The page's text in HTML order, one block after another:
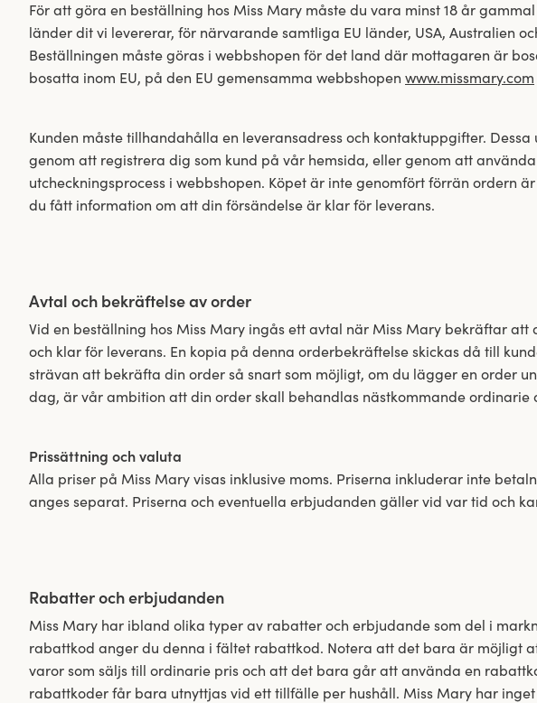
För att göra en beställning hos Miss Mary måste du vara minst 18 år
länder dit vi levererar, för närvarande samtliga EU länder, USA, Australien
Beställningen måste göras i webbshopen för det land där mottagaren är
bosatta inom EU, på den EU gemensamma webbshopen www.missmary.com
Kunden måste tillhandahålla en leveransadress och kontaktuppgifter.
genom att registrera dig som kund på vår hemsida, eller genom att
utcheckningsprocess i webbshopen. Köpet är inte genomfört förrän ordern
du fått information om att din försändelse är klar för leverans.
Avtal och bekräftelse av order
Vid en beställning hos Miss Mary ingås ett avtal när Miss Mary bekräftar
och klar för leverans. En kopia på denna orderbekräftelse skickas då till
strävan att bekräfta din order så snart som möjligt, om du lägger en order
dag, är vår ambition att din order skall behandlas nästkommande ordinarie
Prissättning och valuta
Alla priser på Miss Mary visas inklusive moms. Priserna inkluderar inte
anges separat. Priserna och eventuella erbjudanden gäller vid var tid och
Rabatter och erbjudanden
Miss Mary har ibland olika typer av rabatter och erbjudande som del i
rabattkod anger du denna i fältet rabattkod. Notera att det bara är möjligt
varor som säljs till ordinarie pris och att det bara går att använda en
rabattkoder får bara utnyttjas vid ett tillfälle per hushåll. Miss Mary har